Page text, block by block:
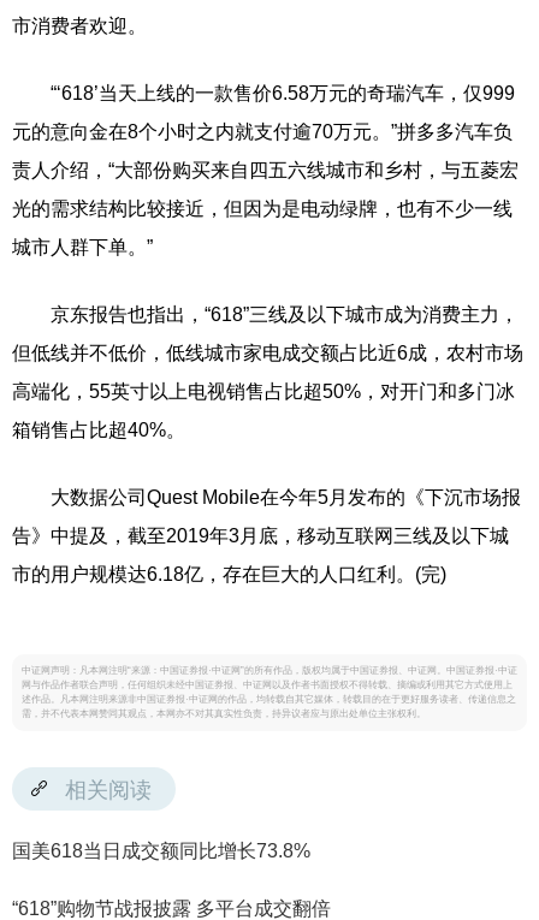
市消费者欢迎。
“‘618’当天上线的一款售价6.58万元的奇瑞汽车，仅999
元的意向金在8个小时之内就支付逾70万元。”拼多多汽车负
责人介绍，“大部份购买来自四五六线城市和乡村，与五菱宏
光的需求结构比较接近，但因为是电动绿牌，也有不少一线
城市人群下单。”
京东报告也指出，“618”三线及以下城市成为消费主力，
但低线并不低价，低线城市家电成交额占比近6成，农村市场
高端化，55英寸以上电视销售占比超50%，对开门和多门冰
箱销售占比超40%。
大数据公司Quest Mobile在今年5月发布的《下沉市场报
告》中提及，截至2019年3月底，移动互联网三线及以下城
市的用户规模达6.18亿，存在巨大的人口红利。(完)
中证网声明：凡本网注明“来源：中国证券报·中证网”的所有作品，版权均属于中国证券报、中证网。中国证券报·中证
网与作品作者联合声明，任何组织未经中国证券报、中证网以及作者书面授权不得转载、摘编或利用其它方式使用上
述作品。凡本网注明来源非中国证券报·中证网的作品，均转载自其它媒体，转载目的在于更好服务读者、传递信息之
需，并不代表本网赞同其观点，本网亦不对其真实性负责，持异议者应与原出处单位主张权利。
相关阅读
国美618当日成交额同比增长73.8%
“618”购物节战报披露 多平台成交翻倍